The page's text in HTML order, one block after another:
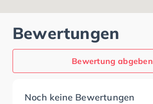
Bewertungen
Bewertung abgeben
Noch keine Bewertungen